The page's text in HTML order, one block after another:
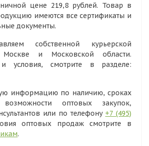
цене 219,8 рублей. Товар в
имеются все сертификаты и
документы.
собственной курьерской
и Московской области.
и условия, смотрите в разделе:
информацию по наличию, сроках
оптовых закупок,
или по телефону +7 (495)
оптовых продаж смотрите в
.